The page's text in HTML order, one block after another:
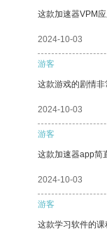
这款加速器VPM
2024-10-03
游客
这款游戏的剧情非
2024-10-03
游客
这款加速器app简
2024-10-03
游客
这款学习软件的